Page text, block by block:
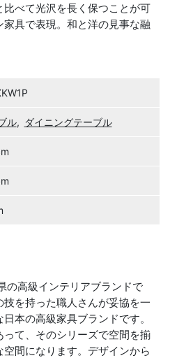
べて光沢を長く保つことが可
具で表現。和と洋の見事な融
ル, ダイニングテーブル
の高級インテリアブランドで
を持った職人さんが妥協を一
本の高級家具ブランドです。
て、そのシリーズで空間を揃
間になります。デザインから